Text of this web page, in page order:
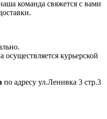
команда свяжется с вами
осуществляется курьерской
по адресу ул.Ленивка 3 стр.3